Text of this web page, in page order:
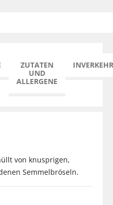
ZUTATEN
UND
ALLERGENE
von knusprigen,
Semmelbröseln.